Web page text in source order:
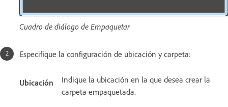
Cuadro de diálogo de Empaquetar
Especifique la configuración de ubicación y carpeta:
Ubicación
Indique la ubicación en la que desea crear la
carpeta empaquetada.